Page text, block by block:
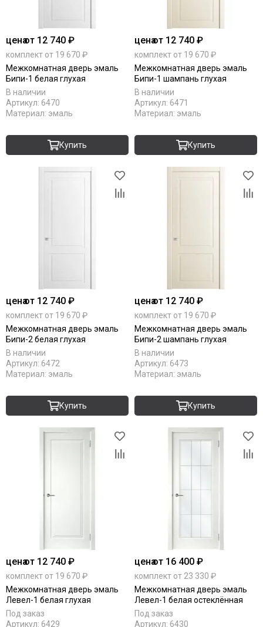
ценаот 12 740 ₽
комплект от 19 670 ₽
Межкомнатная дверь эмаль
Бипи-1 белая глухая
В наличии
Артикул: 6470
Материал: эмаль
Купить
ценаот 12 740 ₽
комплект от 19 670 ₽
Межкомнатная дверь эмаль
Бипи-1 шампань глухая
В наличии
Артикул: 6471
Материал: эмаль
Купить
ценаот 12 740 ₽
комплект от 19 670 ₽
Межкомнатная дверь эмаль
Бипи-2 белая глухая
В наличии
Артикул: 6472
Материал: эмаль
Купить
ценаот 12 740 ₽
комплект от 19 670 ₽
Межкомнатная дверь эмаль
Бипи-2 шампань глухая
В наличии
Артикул: 6473
Материал: эмаль
Купить
ценаот 12 740 ₽
комплект от 19 670 ₽
Межкомнатная дверь эмаль
Левел-1 белая глухая
Под заказ
Артикул: 6429
ценаот 16 400 ₽
комплект от 23 330 ₽
Межкомнатная дверь эмаль
Левел-1 белая остеклённая
Под заказ
Артикул: 6430